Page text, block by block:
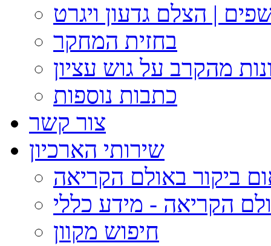
| הצלם גדעון ויגרט
בחזית המחקר
מהקרב על גוש עציון
כתבות נוספות
צור קשר
שירותי הארכיון
ביקור באולם הקריאה
הקריאה - מידע כללי
חיפוש מקוון